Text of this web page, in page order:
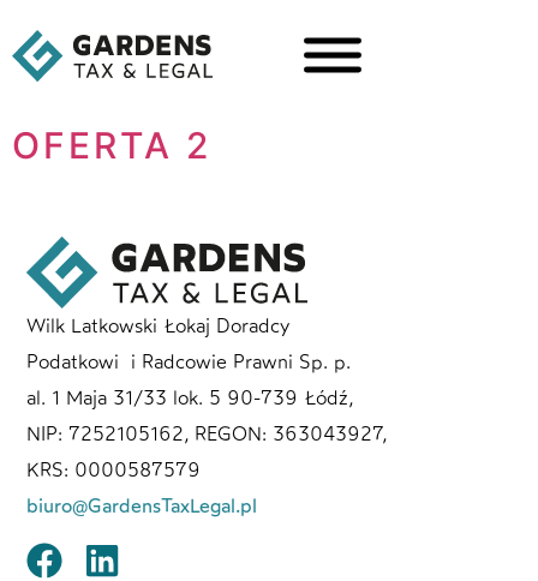
OFERTA 2
Wilk Latkowski Łokaj Doradcy
Podatkowi i Radcowie Prawni Sp. p.
al. 1 Maja 31/33 lok. 5 90-739 Łódź,
NIP: 7252105162, REGON: 363043927,
KRS: 0000587579
biuro@GardensTaxLegal.pl